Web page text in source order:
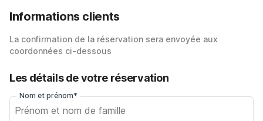
Informations clients
La confirmation de la réservation sera envoyée aux
coordonnées ci-dessous
Les détails de votre réservation
Nom et prénom*